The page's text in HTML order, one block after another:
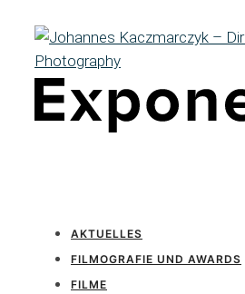
AKTUELLES
FILMOGRAFIE UND AWARDS
FILME